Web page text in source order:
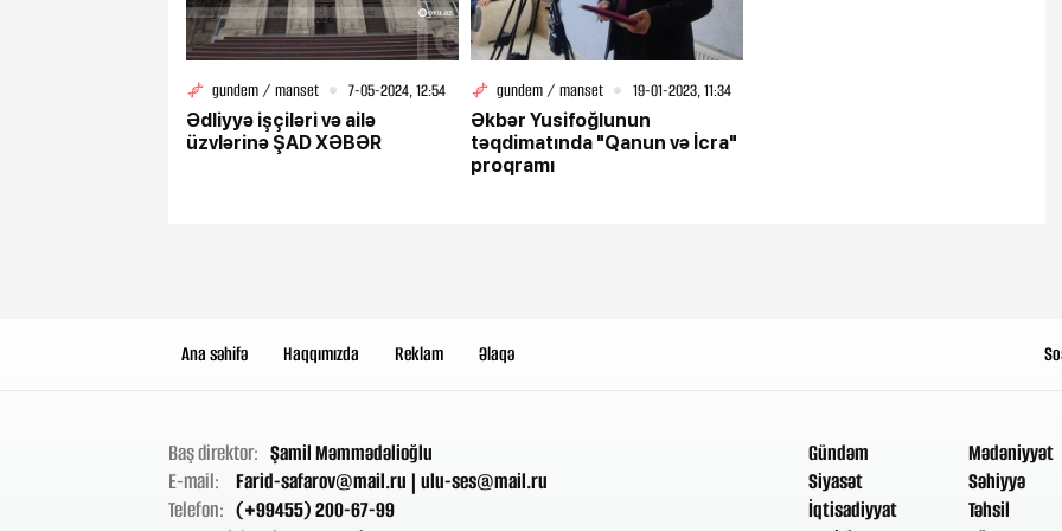
gundem / manset
7-05-2024, 12:54
Ədliyyə işçiləri və ailə
üzvlərinə ŞAD XƏBƏR
gundem / manset
19-01-2023, 11:34
Əkbər Yusifoğlunun
təqdimatında "Qanun və İcra"
proqramı
Ana səhifə Haqqımızda Reklam Əlaqə
Baş direktor: Şamil Məmmədəlioğlu
E-mail:
Farid-safarov@mail.ru | ulu-ses@mail.ru
Telefon: (+99455) 200-67-99
Gündəm
Siyasət
İqtisadiyyat
Mədəniyyət
Səhiyyə
Təhsil